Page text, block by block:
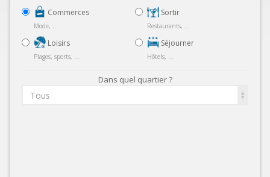
Commerces
Mode, ...
Loisirs
Plages, sports, ...
Sortir
Restaurants, ...
Séjourner
Hôtels, ...
Dans quel quartier ?
Tous